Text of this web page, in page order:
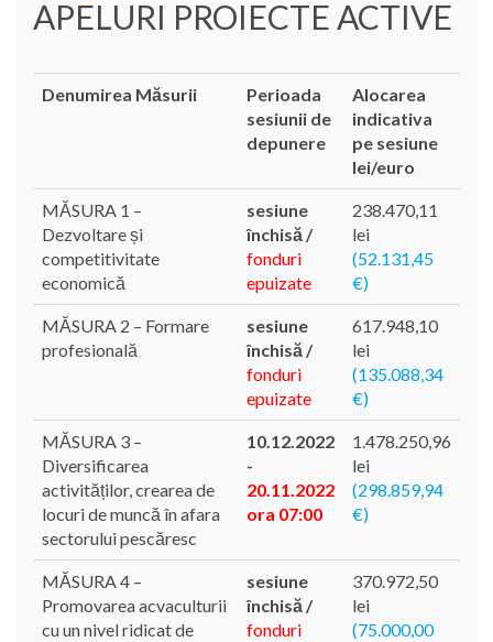
APELURI PROIECTE ACTIVE
Denumirea Măsurii
Perioada
sesiunii de
depunere
Alocarea
indicativa
pe sesiune
lei/euro
MĂSURA 1 –
Dezvoltare și
competitivitate
economică
sesiune
închisă /
fonduri
epuizate
238.470,11
lei
(52.131,45
€)
MĂSURA 2 – Formare
profesională
sesiune
închisă /
fonduri
epuizate
617.948,10
lei
(135.088,34
€)
MĂSURA 3 –
Diversificarea
activităților, crearea de
locuri de muncă în afara
sectorului pescăresc
10.12.2022
-
20.11.2022
ora 07:00
1.478.250,96
lei
(298.859,94
€)
MĂSURA 4 –
Promovarea acvaculturii
cu un nivel ridicat de
sesiune
închisă /
fonduri
370.972,50
lei
(75.000,00